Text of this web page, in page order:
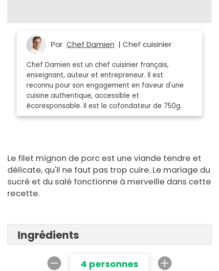
Par Chef Damien | Chef cuisinier
Chef Damien est un chef cuisinier français,
enseignant, auteur et entrepreneur. Il est
reconnu pour son engagement en faveur d'une
cuisine authentique, accessible et
écoresponsable. Il est le cofondateur de 750g.
Le filet mignon de porc est une viande tendre et
délicate, qu'il ne faut pas trop cuire. Le mariage du
sucré et du salé fonctionne à merveille dans cette
recette.
Ingrédients
4 personnes